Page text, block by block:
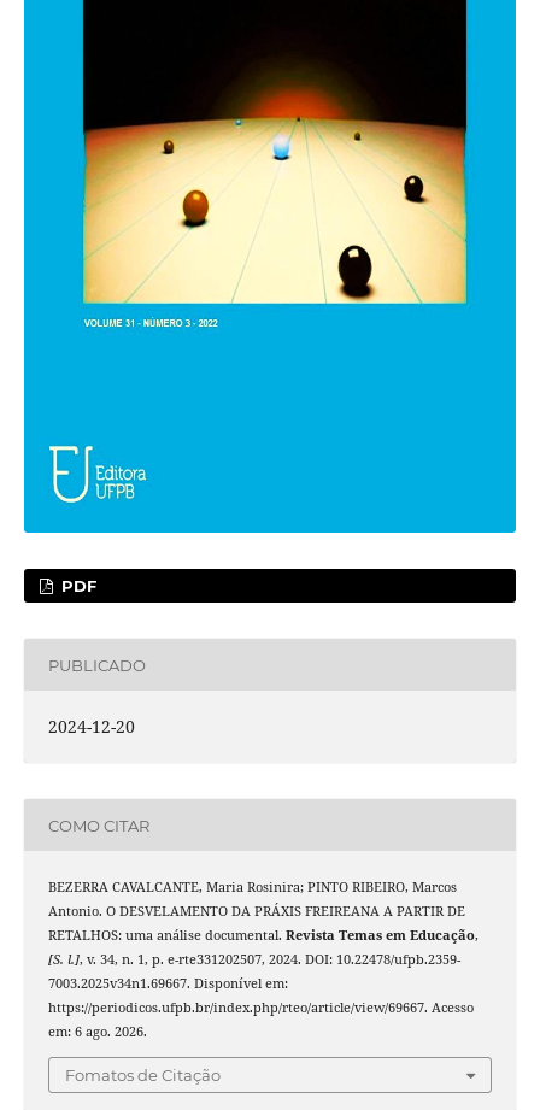
PDF
PUBLICADO
2024-12-20
COMO CITAR
BEZERRA CAVALCANTE, Maria Rosinira; PINTO RIBEIRO, Marcos
Antonio. O DESVELAMENTO DA PRÁXIS FREIREANA A PARTIR DE
RETALHOS: uma análise documental. Revista Temas em Educação,
[S. l.], v. 34, n. 1, p. e-rte331202507, 2024. DOI: 10.22478/ufpb.2359-
7003.2025v34n1.69667. Disponível em:
https://periodicos.ufpb.br/index.php/rteo/article/view/69667. Acesso
em: 6 ago. 2026.
Fomatos de Citação